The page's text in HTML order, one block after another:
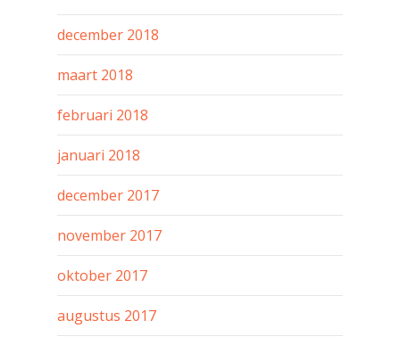
december 2018
maart 2018
februari 2018
januari 2018
december 2017
november 2017
oktober 2017
augustus 2017